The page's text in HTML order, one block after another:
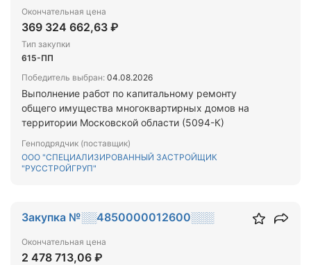
Окончательная цена
369 324 662,63 ₽
Тип закупки
615-ПП
Победитель выбран: 04.08.2026
Выполнение работ по капитальному ремонту
общего имущества многоквартирных домов на
территории Московской области (5094-К)
Генподрядчик (поставщик)
ООО "СПЕЦИАЛИЗИРОВАННЫЙ ЗАСТРОЙЩИК
"РУССТРОЙГРУП"
Закупка №░░4850000012600░░░
Окончательная цена
2 478 713,06 ₽